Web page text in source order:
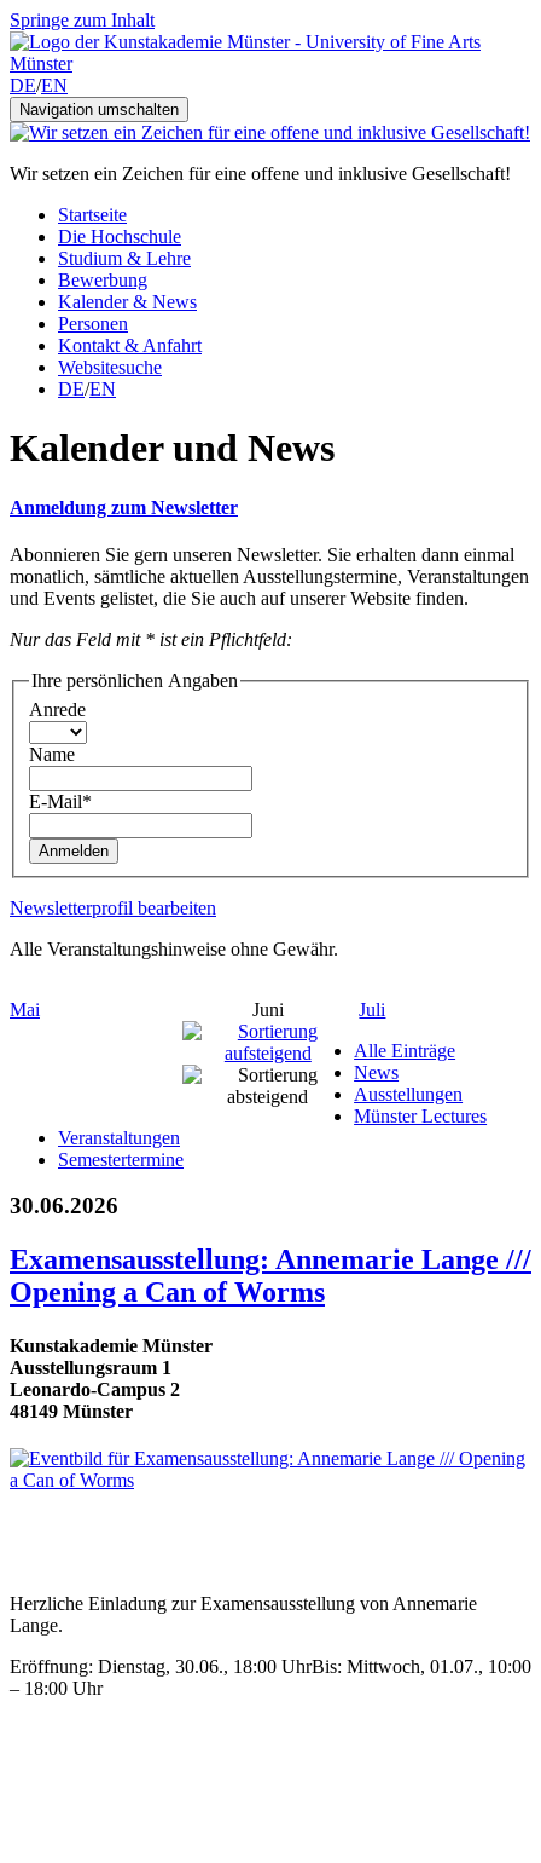
Springe zum Inhalt
DE/EN
Navigation umschalten
Wir setzen ein Zeichen für eine offene und inklusive Gesellschaft!
Startseite
Die Hochschule
Studium & Lehre
Bewerbung
Kalender & News
Personen
Kontakt & Anfahrt
Websitesuche
DE/EN
Kalender und News
Anmeldung zum Newsletter
Abonnieren Sie gern unseren Newsletter. Sie erhalten dann einmal
monatlich, sämtliche aktuellen Ausstellungstermine, Veranstaltungen
und Events gelistet, die Sie auch auf unserer Website finden.
Nur das Feld mit * ist ein Pflichtfeld:
Ihre persönlichen Angaben
Anrede
Name
E-Mail*
Anmelden
Newsletterprofil bearbeiten
Alle Veranstaltungshinweise ohne Gewähr.
Mai Juni
Juli
Alle Einträge
News
Ausstellungen
Münster Lectures
Veranstaltungen
Semestertermine
30.06.2026
Examensausstellung: Annemarie Lange ///
Opening a Can of Worms
Kunstakademie Münster
Ausstellungsraum 1
Leonardo-Campus 2
48149 Münster
Herzliche Einladung zur Examensausstellung von Annemarie
Lange.
Eröffnung: Dienstag, 30.06., 18:00 UhrBis: Mittwoch, 01.07., 10:00
– 18:00 Uhr